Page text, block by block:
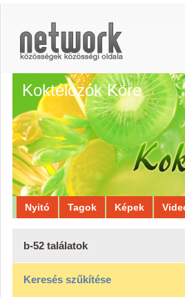
Koktélozók Köre
Nyitó Tagok Képek
b-52 találatok
Keresés szűkítése